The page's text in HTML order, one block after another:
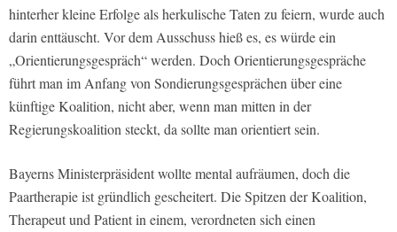
hinterher kleine Erfolge als herkulische Taten zu feiern, wurde auch
darin enttäuscht. Vor dem Ausschuss hieß es, es würde ein
„Orientierungsgespräch“ werden. Doch Orientierungsgespräche
führt man im Anfang von Sondierungsgesprächen über eine
künftige Koalition, nicht aber, wenn man mitten in der
Regierungskoalition steckt, da sollte man orientiert sein.
Bayerns Ministerpräsident wollte mental aufräumen, doch die
Paartherapie ist gründlich gescheitert. Die Spitzen der Koalition,
Therapeut und Patient in einem, verordneten sich einen